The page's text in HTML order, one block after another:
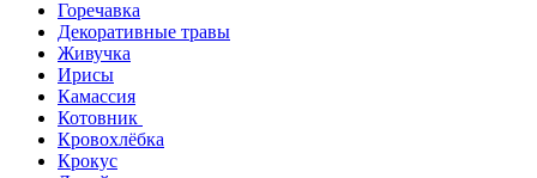
Горечавка
Декоративные травы
Живучка
Ирисы
Камассия
Котовник
Кровохлёбка
Крокус